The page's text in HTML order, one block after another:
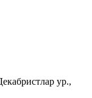
ур.,